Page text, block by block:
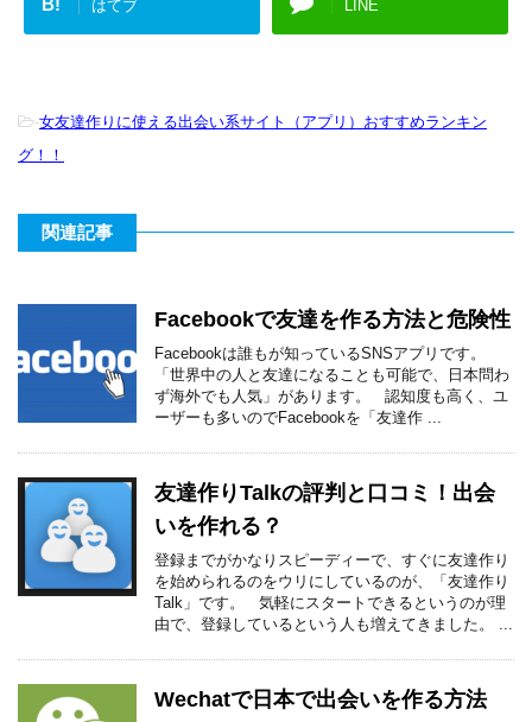
はてブ LINE
-女友達作りに使える出会い系サイト（アプリ）おすすめランキン
グ！！
関連記事
Facebookで友達を作る方法と危険性
Facebookは誰もが知っているSNSアプリです。
「世界中の人と友達になることも可能で、日本問わ
ず海外でも人気」があります。 認知度も高く、ユ
ーザーも多いのでFacebookを「友達作 ...
友達作りTalkの評判と口コミ！出会
いを作れる？
登録までがかなりスピーディーで、すぐに友達作り
を始められるのをウリにしているのが、「友達作り
Talk」です。 気軽にスタートできるというのが理
由で、登録しているという人も増えてきました。 ...
Wechatで日本で出会いを作る方法